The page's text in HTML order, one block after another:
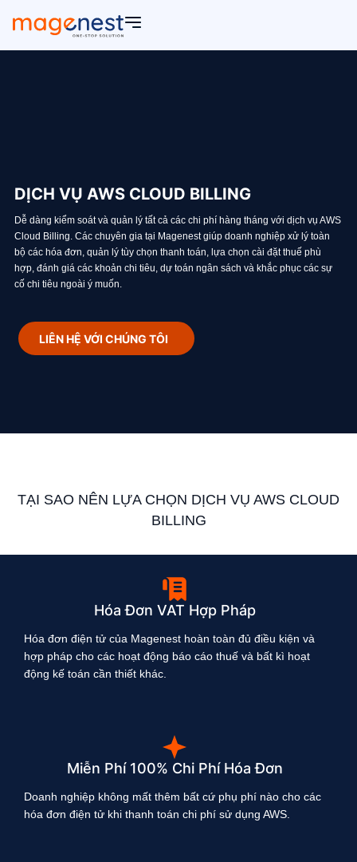
DỊCH VỤ AWS CLOUD BILLING
Dễ dàng kiểm soát và quản lý tất cả các chi phí hàng tháng với dịch vụ AWS
Cloud Billing. Các chuyên gia tại Magenest giúp doanh nghiệp xử lý toàn
bộ các hóa đơn, quản lý tùy chọn thanh toán, lựa chọn cài đặt thuế phù
hợp, đánh giá các khoản chi tiêu, dự toán ngân sách và khắc phục các sự
cố chi tiêu ngoài ý muốn.
LIÊN HỆ VỚI CHÚNG TÔI
TẠI SAO NÊN LỰA CHỌN DỊCH VỤ AWS CLOUD
BILLING
Hóa Đơn VAT Hợp Pháp
Hóa đơn điện tử của Magenest hoàn toàn đủ điều kiện và
hợp pháp cho các hoạt động báo cáo thuế và bất kì hoạt
động kế toán cần thiết khác.
Miễn Phí 100% Chi Phí Hóa Đơn
Doanh nghiệp không mất thêm bất cứ phụ phí nào cho các
hóa đơn điện tử khi thanh toán chi phí sử dụng AWS.